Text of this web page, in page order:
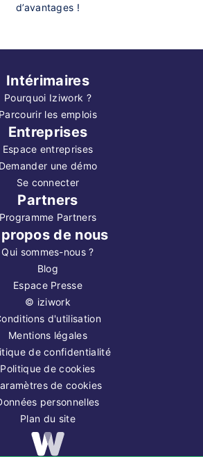
d’avantages !
Intérimaires
Pourquoi Iziwork ?
Parcourir les emplois
Entreprises
Espace entreprises
Demander une démo
Se connecter
Partners
Programme Partners
de nous
Qui sommes-nous ?
Blog
Espace Presse
© iziwork
d'utilisation
Mentions légales
de confidentialité
Politique de cookies
de cookies
personnelles
Plan du site